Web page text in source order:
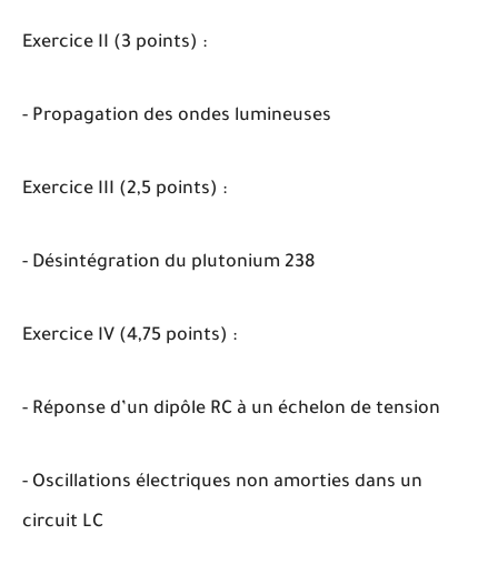
Exercice II (3 points) :
- Propagation des ondes lumineuses
Exercice III (2,5 points) :
- Désintégration du plutonium 238
Exercice IV (4,75 points) :
- Réponse d’un dipôle RC à un échelon de tension
- Oscillations électriques non amorties dans un
circuit LC